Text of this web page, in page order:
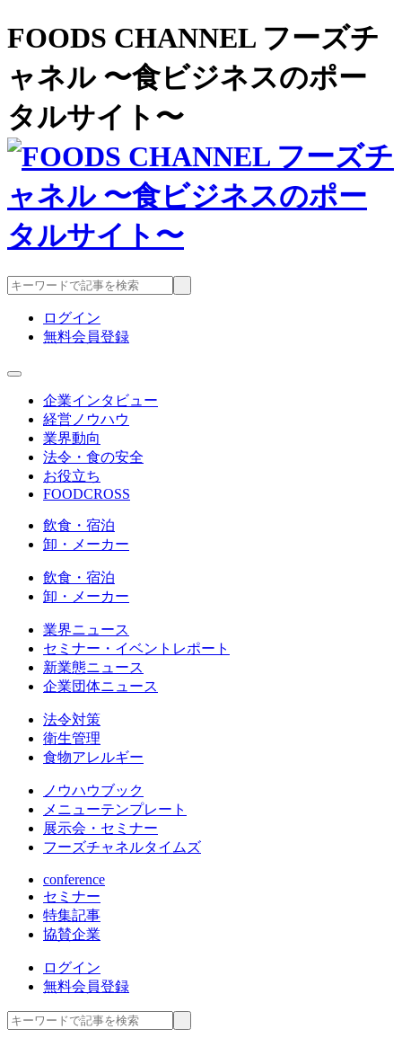
FOODS CHANNEL フーズチ
ャネル 〜食ビジネスのポー
タルサイト〜
ログイン
無料会員登録
企業インタビュー
経営ノウハウ
業界動向
法令・食の安全
お役立ち
FOODCROSS
飲食・宿泊
卸・メーカー
飲食・宿泊
卸・メーカー
業界ニュース
セミナー・イベントレポート
新業態ニュース
企業団体ニュース
法令対策
衛生管理
食物アレルギー
ノウハウブック
メニューテンプレート
展示会・セミナー
フーズチャネルタイムズ
conference
セミナー
特集記事
協賛企業
ログイン
無料会員登録